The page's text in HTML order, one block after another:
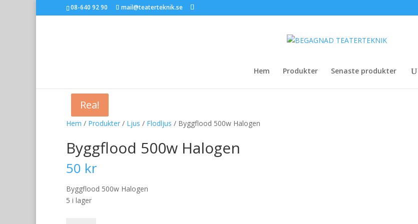
08-640 92 90 mail@teaterteknik.se
Hem Produkter Senaste produkter
Hem / Produkter / Ljus / Flodljus / Byggflood 500w Halogen
Byggflood 500w Halogen
50 kr
Byggflood 500w Halogen
5 i lager
Rea!
Rea!